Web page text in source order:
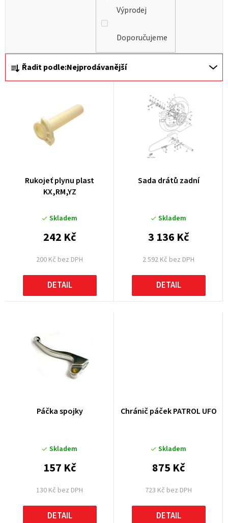
Ř
a
Řadit podle:Nejprodávanější
Výprodej
Doporučujeme
Rukojeť plynu plast
KX,RM,YZ
Skladem
200 Kč bez DPH
242 Kč
DETAIL
Sada drátů zadní
Skladem
2 592 Kč bez DPH
3 136 Kč
DETAIL
Páčka spojky
Skladem
130 Kč bez DPH
157 Kč
DETAIL
Chránič páček PATROL UFO
Skladem
723 Kč bez DPH
875 Kč
DETAIL